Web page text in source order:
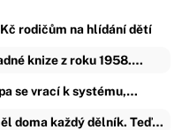
rodičům na hlídání dětí
knize z roku 1958.…
se vrací k systému,…
doma každý dělník. Teď…